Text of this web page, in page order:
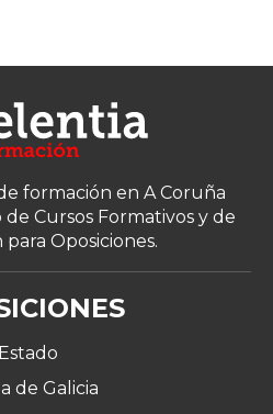
formación en A Coruña
Cursos Formativos y de
Oposiciones.
Estado
de Galicia